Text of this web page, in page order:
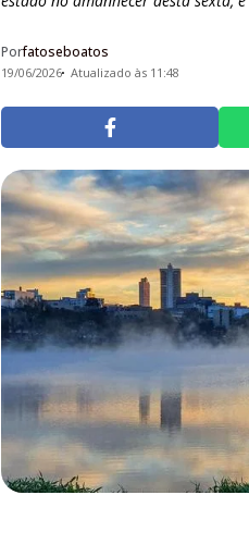
Porfatoseboatos
19/06/2026 Atualizado às 11:48